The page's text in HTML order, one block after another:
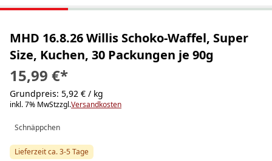
MHD 16.8.26 Willis Schoko-Waffel, Super
Size, Kuchen, 30 Packungen je 90g
15,99 €*
Grundpreis: 5,92 € / kg
inkl. 7% MwStzzgl.Versandkosten
Schnäppchen
Lieferzeit ca. 3-5 Tage